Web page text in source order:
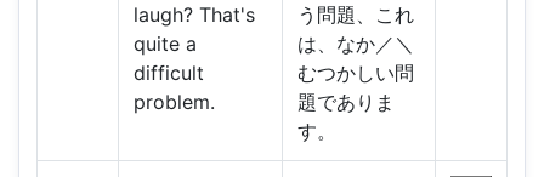
laugh? That's
quite a
difficult
problem.
う問題、これ
は、なか／＼
むつかしい問
題でありま
す。